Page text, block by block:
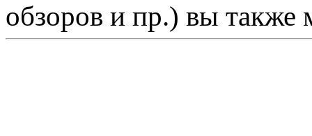
обзоров и пр.) вы также